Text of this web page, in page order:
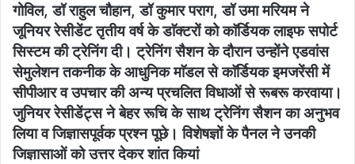
गोविल, डॉ राहुल चौहान, डॉ कुमार पराग, डॉ उमा मरियम ने
जूनियर रेसीडेंट तृतीय वर्ष के डाॅक्टरों को काॅर्डियक लाइफ सपोर्ट
सिस्टम की ट्रेनिंग दी। ट्रेनिंग सैशन के दौरान उन्होंने एडवांस
सेमुलेशन तकनीक के आधुनिक माॅडल से काॅर्डियक इमजरेंसी में
सीपीआर व उपचार की अन्य प्रचलित विधाओं से रूबरू करवाया।
जुनियर रेसीडेंट्स ने बेहर रूचि के साथ ट्रेनिंग सैशन का अनुभव
लिया व जिज्ञासपूर्वक प्रश्न पूछे। विशेषज्ञों के पैनल ने उनकी
जिज्ञासाओं को उत्तर देकर शांत कियां